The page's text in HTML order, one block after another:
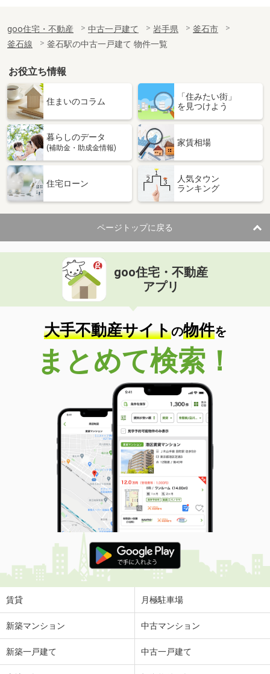
goo住宅・不動産 中古一戸建て 岩手県
釜石市
釜石線
釜石駅の中古一戸建て 物件一覧
お役立ち情報
住まいのコラム
「住みたい街」
を見つけよう
暮らしのデータ
(補助金・助成金情報)
家賃相場
住宅ローン
人気タウン
ランキング
ページトップに戻る
goo住宅・不動産
アプリ
大手不動産サイトの物件を
まとめて検索！
賃貸 月極駐車場
新築マンション 中古マンション
新築一戸建て 中古一戸建て